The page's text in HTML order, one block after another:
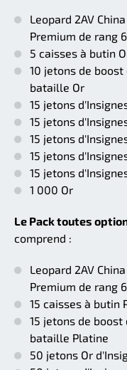
Leopard 2AV
Premium de rang 6
5 caisses à butin
10 jetons de boost
bataille Or
15 jetons
15 jetons
15 jetons
15 jetons
15 jetons
1 000 Or
Le Pack toutes
comprend :
Leopard 2AV
Premium de rang 6
15 caisses à butin
15 jetons de boost
bataille Platine
50 jetons Or